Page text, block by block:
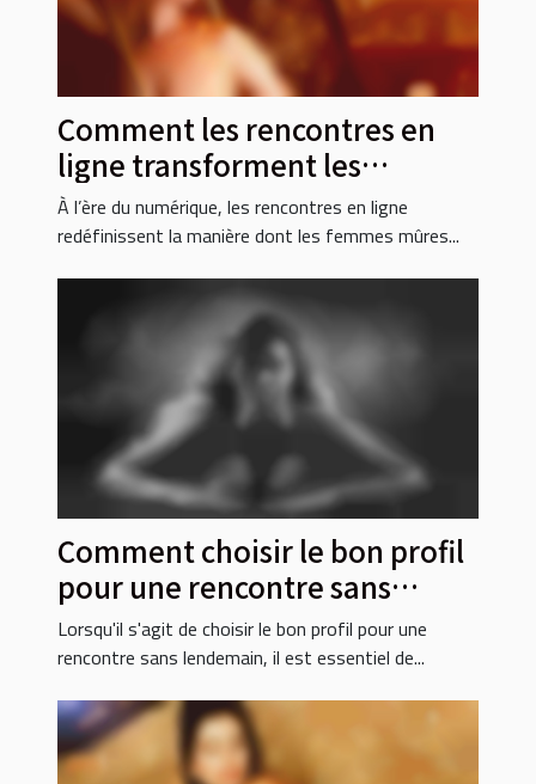
Comment les rencontres en
ligne transforment les
relations modernes pour les
femmes mûres ?
À l’ère du numérique, les rencontres en ligne
redéfinissent la manière dont les femmes mûres...
Comment choisir le bon profil
pour une rencontre sans
lendemain ?
Lorsqu'il s'agit de choisir le bon profil pour une
rencontre sans lendemain, il est essentiel de...